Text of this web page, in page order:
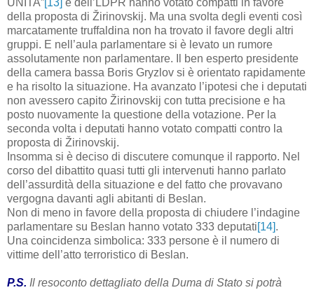
UNITA” [13] e dell’LDPR hanno votato compatti in favore
della proposta di Žirinovskij. Ma una svolta degli eventi così
marcatamente truffaldina non ha trovato il favore degli altri
gruppi. E nell’aula parlamentare si è levato un rumore
assolutamente non parlamentare. Il ben esperto presidente
della camera bassa Boris Gryzlov si è orientato rapidamente
e ha risolto la situazione. Ha avanzato l’ipotesi che i deputati
non avessero capito Žirinovskij con tutta precisione e ha
posto nuovamente la questione della votazione. Per la
seconda volta i deputati hanno votato compatti contro la
proposta di Žirinovskij.
Insomma si è deciso di discutere comunque il rapporto. Nel
corso del dibattito quasi tutti gli intervenuti hanno parlato
dell’assurdità della situazione e del fatto che provavano
vergogna davanti agli abitanti di Beslan.
Non di meno in favore della proposta di chiudere l’indagine
parlamentare su Beslan hanno votato 333 deputati[14].
Una coincidenza simbolica: 333 persone è il numero di
vittime dell’atto terroristico di Beslan.
P.S. Il resoconto dettagliato della Duma di Stato si potrà